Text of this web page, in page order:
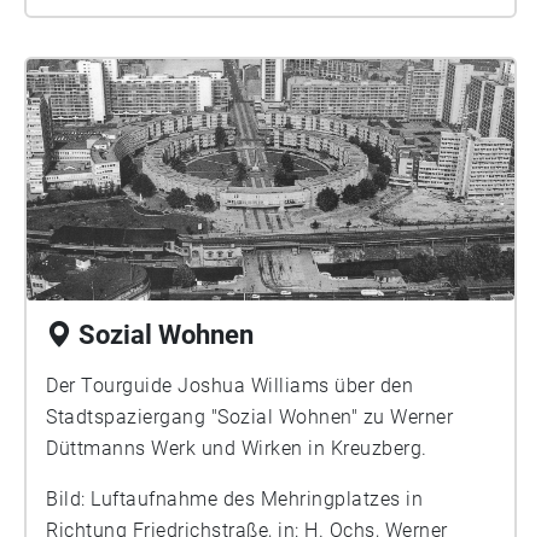
Sozial Wohnen
Der Tourguide Joshua Williams über den
Stadtspaziergang "Sozial Wohnen" zu Werner
Düttmanns Werk und Wirken in Kreuzberg.
Bild: Luftaufnahme des Mehringplatzes in
Richtung Friedrichstraße, in: H. Ochs, Werner